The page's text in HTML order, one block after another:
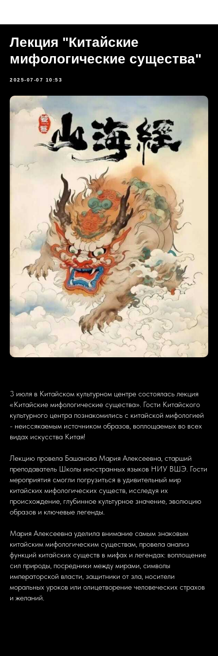
Лекция "Китайские
мифологические существа"
2025-07-07 10:53
3 июля в Китайском культурном центре состоялась лекция
«Китайские мифологические существа». Гости Китайского
культурного центра познакомились с китайской мифологией
- неиссякаемым источником образов, воплощаемых во всех
видах искусства Китая!
Лекцию провела Башанова Мария Алексеевна, старший
преподаватель Школы иностранных языков НИУ ВШЭ. Гости
мероприятия смогли погрузиться в удивительный мир
китайских мифологических существ, исследуя их
происхождение, глубинное культурное значение, эволюцию
образов и ключевые легенды.
Мария Алексеевна уделила внимание самым знаковым
китайским мифологическим существам, провела анализ
функций китайских существ в мифах и легендах: воплощение
сил природы, посредники между мирами, символы
императорской власти, защитники от зла, носители
моральных уроков или олицетворение человеческих страхов
и желаний.